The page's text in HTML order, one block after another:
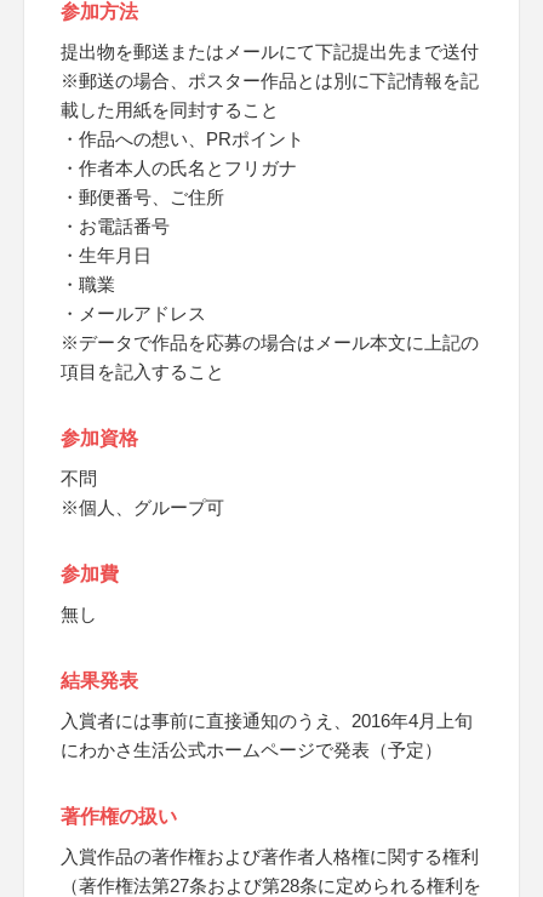
参加方法
提出物を郵送またはメールにて下記提出先まで送付
※郵送の場合、ポスター作品とは別に下記情報を記
載した用紙を同封すること
・作品への想い、PRポイント
・作者本人の氏名とフリガナ
・郵便番号、ご住所
・お電話番号
・生年月日
・職業
・メールアドレス
※データで作品を応募の場合はメール本文に上記の
項目を記入すること
参加資格
不問
※個人、グループ可
参加費
無し
結果発表
入賞者には事前に直接通知のうえ、2016年4月上旬
にわかさ生活公式ホームページで発表（予定）
著作権の扱い
入賞作品の著作権および著作者人格権に関する権利
（著作権法第27条および第28条に定められる権利を